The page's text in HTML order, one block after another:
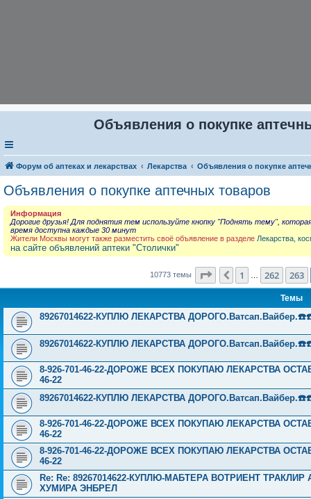
Объявления о покупке
Форум об аптеках и лекарствах Лекарства Объявления о покупке
Объявления о покупке аптечных товаров
Информация
Дорогие друзья! Для поднятия тем используйте кнопку "Поднять тему",
время доступна каждые 30 минут
Жители Москвы могут также разместить своё объявление в разделе Лекарства,
на сайте объявлений аптеки "Столички"
10773 темы Страница 264из 431
Пред.
1 262 263
Темы
89267014622-КУПЛЮ ЛЕКАРСТВА
89267014622-КУПЛЮ ЛЕКАРСТВА
8-926-701-46-22-ДОРОЖЕ ВСЕХ ПОКУПАЮ ЛЕКАРСТВА
46-22
89267014622-КУПЛЮ ЛЕКАРСТВА
8-926-701-46-22-ДОРОЖЕ ВСЕХ ПОКУПАЮ ЛЕКАРСТВА
46-22
8-926-701-46-22-ДОРОЖЕ ВСЕХ ПОКУПАЮ ЛЕКАРСТВА
46-22
Re: Re: 89267014622-КУПЛЮ-МАБТЕРА ВОТРИЕНТ
ХУМИРА ЭНБРЕЛ